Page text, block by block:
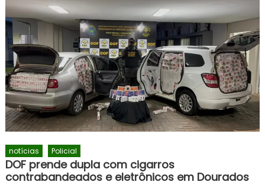
notícias Policial
DOF prende dupla com cigarros
contrabandeados e eletrônicos em Dourados